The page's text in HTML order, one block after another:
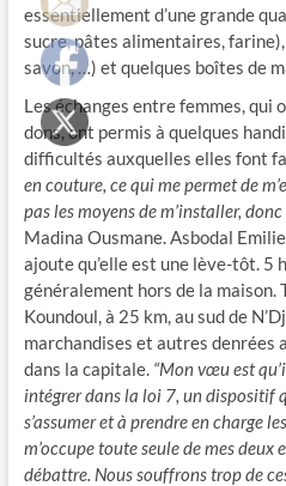
essentiellement d’une grande
sucre, pâtes alimentaires,
savon, …) et quelques boîtes de
Les échanges entre femmes, qui
dons, ont permis à quelques
difficultés auxquelles elles font
en couture, ce qui me permet de
pas les moyens de m’installer,
Madina Ousmane. Asbodal
ajoute qu’elle est une lève-tôt. 5
généralement hors de la maison.
Koundoul, à 25 km, au sud de
marchandises et autres
dans la capitale.“Mon vœu est
intégrer dans la loi 7, un dispositif
s’assumer et à prendre en charge
m’occupe toute seule de mes deux
débattre. Nous souffrons trop de